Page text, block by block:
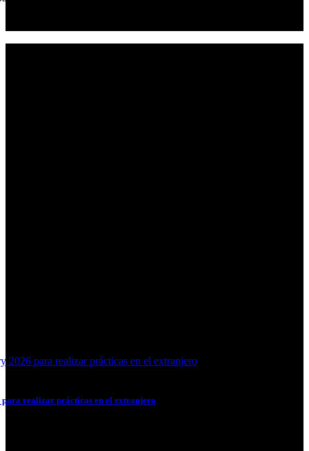
2026 para realizar prácticas en el extranjero
para realizar prácticas en el extranjero